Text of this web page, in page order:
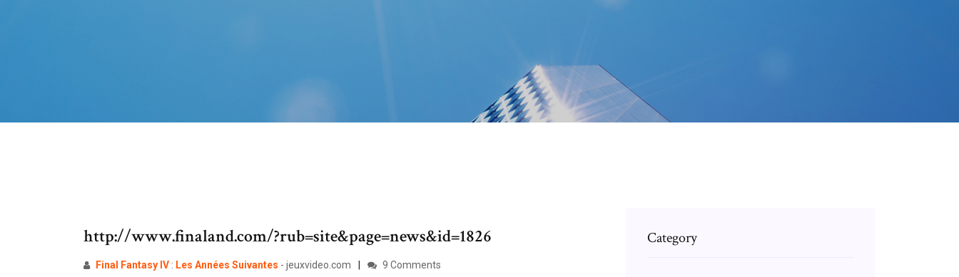
http://www.finaland.com/?rub=site&page=news&id=1826
Final Fantasy IV : Les Années Suivantes - jeuxvideo.com 9 Comments
Category